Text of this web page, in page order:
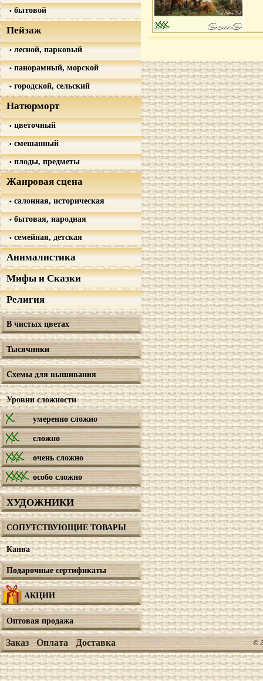
бытовой
Пейзаж
лесной, парковый
панорамный, морской
городской, сельский
Натюрморт
цветочный
смешанный
плоды, предметы
Жанровая сцена
салонная, историческая
бытовая, народная
семейная, детская
Анималистика
Мифы и Сказки
Религия
В чистых цветах
Тысячники
Схемы для вышивания
Уровни сложности
умеренно сложно
сложно
очень сложно
особо сложно
ХУДОЖНИКИ
СОПУТСТВУЮЩИЕ ТОВАРЫ
Канва
Подарочные сертификаты
АКЦИИ
Оптовая продажа
Заказ Оплата Доставка ©